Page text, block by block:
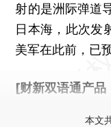
射的是洲际弹道
日本海，此次发
美军在此前，已
[财新双语通产品
本文